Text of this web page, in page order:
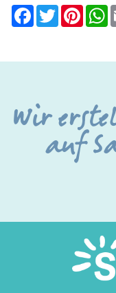
Facebook
Twitter
Wir
auf